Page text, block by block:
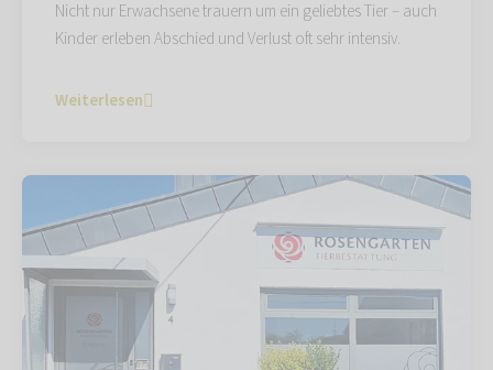
Nicht nur Erwachsene trauern um ein geliebtes Tier – auch
Kinder erleben Abschied und Verlust oft sehr intensiv.
Weiterlesen